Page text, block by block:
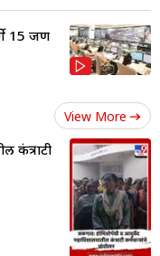
15 जण
View More
कंत्राटी